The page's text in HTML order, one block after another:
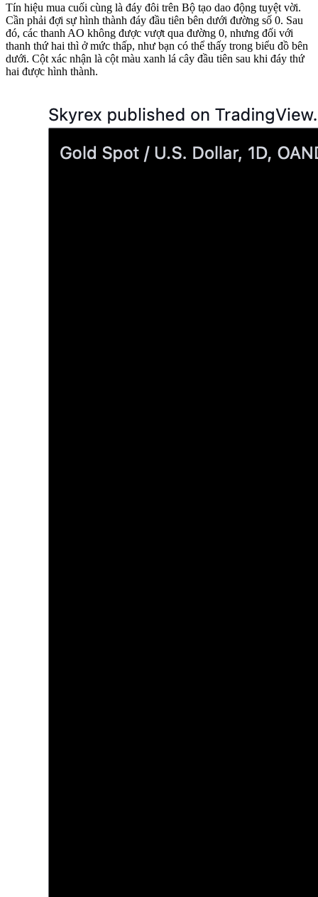
Tín hiệu mua cuối cùng là đáy đôi trên Bộ tạo dao động tuyệt vời.
Cần phải đợi sự hình thành đáy đầu tiên bên dưới đường số 0. Sau
đó, các thanh AO không được vượt qua đường 0, nhưng đối với
thanh thứ hai thì ở mức thấp, như bạn có thể thấy trong biểu đồ bên
dưới. Cột xác nhận là cột màu xanh lá cây đầu tiên sau khi đáy thứ
hai được hình thành.